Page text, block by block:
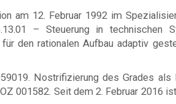
am 12. Februar 1992 im
– Steuerung in technischen
den rationalen Aufbau adaptiv
Nostrifizierung des Grades als
001582. Seit dem 2. Februar 2016